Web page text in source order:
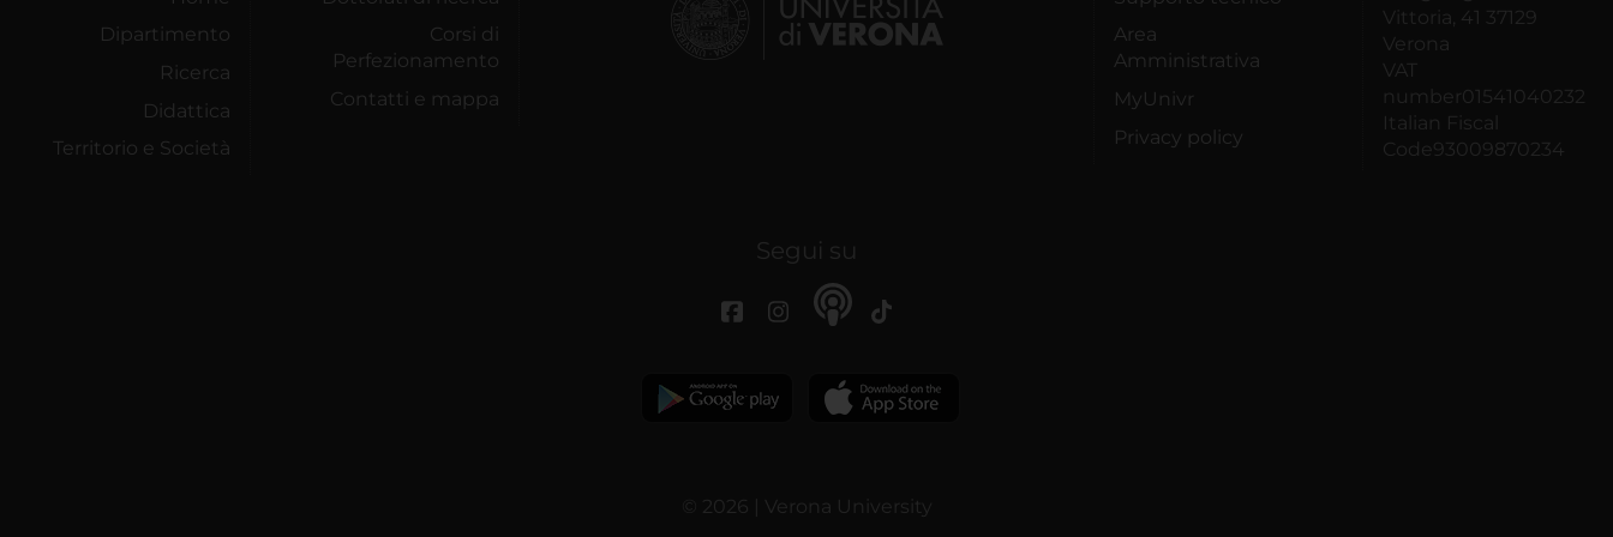
Dipartimento
Ricerca
Didattica
Territorio e Società
Corsi di
Perfezionamento
Contatti e mappa
Area
Amministrativa
MyUnivr
Privacy policy
Vittoria, 41 37129
Verona
VAT
number01541040232
Italian Fiscal
Code93009870234
Segui su
© 2026 | Verona University